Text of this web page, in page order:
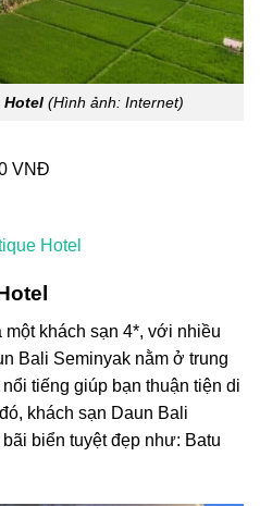
Hotel (Hình ảnh: Internet)
VNĐ
Hotel
khách sạn 4*, với nhiều
Bali Seminyak nằm ở trung
tiếng giúp bạn thuận tiện di
khách sạn Daun Bali
biển tuyệt đẹp như: Batu